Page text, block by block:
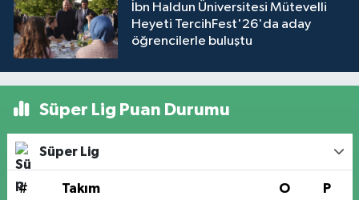
İbn Haldun Üniversitesi Mütevelli
Heyeti TercihFest'26'da aday
öğrencilerle buluştu
Süper Lig Puan Durumu
Süper Lig
# Takım O P